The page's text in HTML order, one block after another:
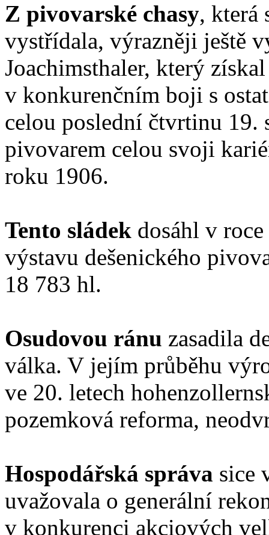
Z pivovarské chasy, která
vystřídala, výrazněji ještě
Joachimsthaler, který
v konkurenčním boji s
celou poslední čtvrtinu
pivovarem celou svoji
roku 1906.
Tento sládek dosáhl v
výstavu dešenického
18 783 hl.
Osudovou ránu zasadila
válka. V jejím průběhu
ve 20. letech
pozemková reforma,
Hospodářská správa sice
uvažovala o generální
v konkurenci akciových